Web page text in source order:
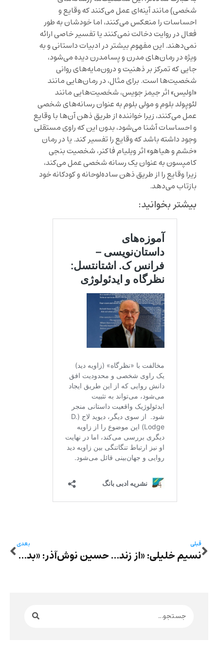
شخصی) مانند آینه‌ای عمل می‌کنند که وقایع و
احساسات را منعکس می‌کنند، اما خودشان به طور
فعال در روایت دخالت نمی‌کنند یا تفسیر خاصی ارائه
نمی‌دهند. این مفهوم بیشتر در ادبیات داستانی و به
ویژه در رمان‌های مدرن و پسامدرن دیده می‌شود،
جایی که تمرکز بر ذهنیت و درون‌مایه‌های روانی
شخصیت‌ها است. برای مثال، در رمان‌هایی مانند
«اولیس» اثر جیمز جویس، شخصیت‌هایی مانند
لئوپولد بلوم و مولی بلوم به عنوان رسانه‌های شخصی
عمل می‌کنند، زیرا خواننده از طریق ذهن آن‌ها با وقایع
و احساسات آشنا می‌شود، بدون این که راوی مستقلی
وجود داشته باشد که وقایع را تفسیر کند. یا در رمان
«خشم و هیاهو» اثر ویلیام فاکنر، شخصیت بنجی
کامپسون به عنوان یک رسانه شخصی عمل می‌کند،
زیرا وقایع را از طریق ذهن ساده‌لوحانه و کودکانه خود
بازتاب می‌دهد.
بیشتر بخوانید:
قبلی
نسیم خلیلی: «از زندان و شالی‌زارها تا جاده‌های رهایی» – دفتر شعر «بر جاده‌ی رهایی» از حسن حسام
بعدی
حسین نوش‌آذر: «بدن زخمیِ تاریخ» – منظومۀ «دنیا زنی است به نام سهیلا» در گفت‌وگو و همراه با شعرخوانی محمد حیاتی